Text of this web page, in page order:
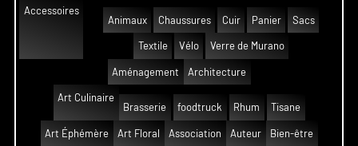
Accessoires
Animaux
Chaussures Cuir Panier Sacs
Textile Vélo Verre de Murano
Aménagement Architecture
Art Culinaire
Brasserie
foodtruck Rhum Tisane
Art Éphémère Art Floral Association Auteur Bien-être